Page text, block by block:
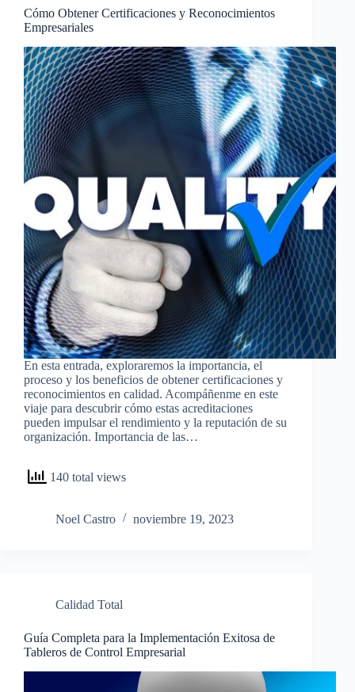
Cómo Obtener Certificaciones y Reconocimientos
Empresariales
En esta entrada, exploraremos la importancia, el
proceso y los beneficios de obtener certificaciones y
reconocimientos en calidad. Acompáñenme en este
viaje para descubrir cómo estas acreditaciones
pueden impulsar el rendimiento y la reputación de su
organización. Importancia de las…
140 total views
Noel Castro noviembre 19, 2023
Calidad Total
Guía Completa para la Implementación Exitosa de
Tableros de Control Empresarial